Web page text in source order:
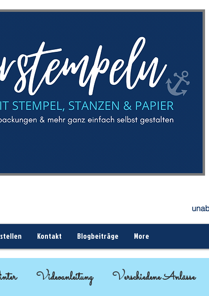
Videoanleitung Verschiedene Anlässe
Kontakt Blogbeiträge More